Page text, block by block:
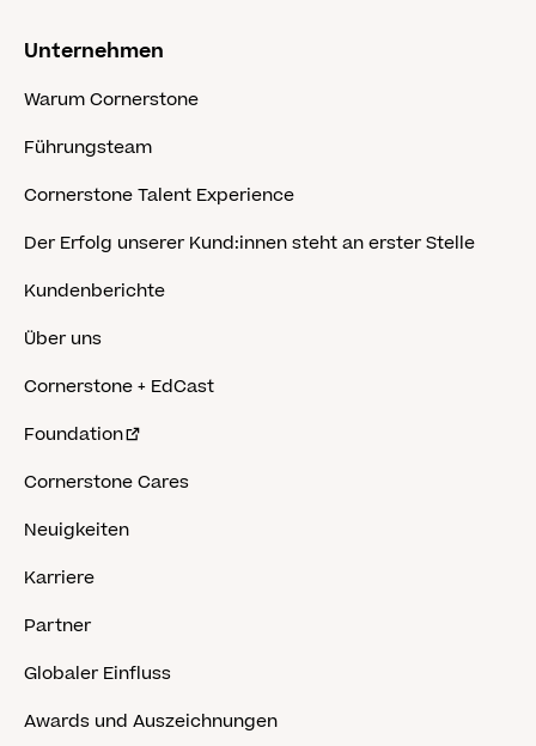
Unternehmen
Warum Cornerstone
Führungsteam
Cornerstone Talent Experience
Der Erfolg unserer Kund:innen steht an erster Stelle
Kundenberichte
Über uns
Cornerstone + EdCast
Foundation
Cornerstone Cares
Neuigkeiten
Karriere
Partner
Globaler Einfluss
Awards und Auszeichnungen